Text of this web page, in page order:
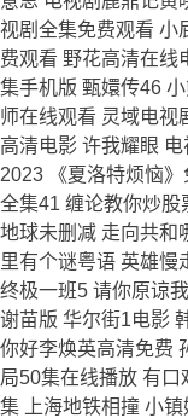
视剧全集免费观看 小
费观看 野花高清在线
集手机版 甄嬛传46
师在线观看 灵域电视
高清电影 许我耀眼
2023 《夏洛特烦恼
全集41 缠论教你炒
地球未删减 走向共和
里有个谜粤语 英雄慢
终极一班5 请你原谅
谢苗版 华尔街1电影
你好李焕英高清免费
局50集在线播放 有
集 上海地铁相撞 小